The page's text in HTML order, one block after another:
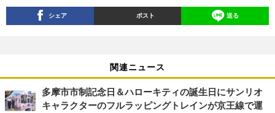
シェア ポスト 送る
関連ニュース
多摩市市制記念日＆ハローキティの誕生日にサンリオ
キャラクターのフルラッピングトレインが京王線で運